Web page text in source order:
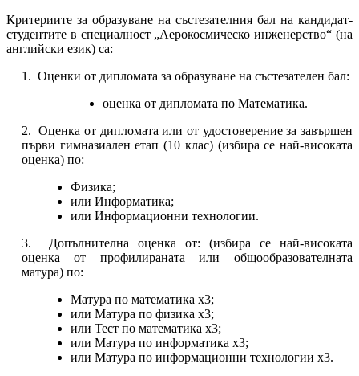
Критериите за образуване на състезателния бал на кандидат-
студентите в специалност „Аерокосмическо инженерство“ (на
английски език) са:
1. Оценки от дипломата за образуване на състезателен бал:
оценка от дипломата по Математика.
2. Оценка от дипломата или от удостоверение за завършен
първи гимназиален етап (10 клас) (избира се най-високата
оценка) по:
Физика;
или Информатика;
или Информационни технологии.
3. Допълнителна оценка от: (избира се най-високата
оценка от профилираната или общообразователната
матура) по:
Матура по математика x3;
или Матура по физика x3;
или Тест по математика x3;
или Матура по информатика x3;
или Матура по информационни технологии x3.